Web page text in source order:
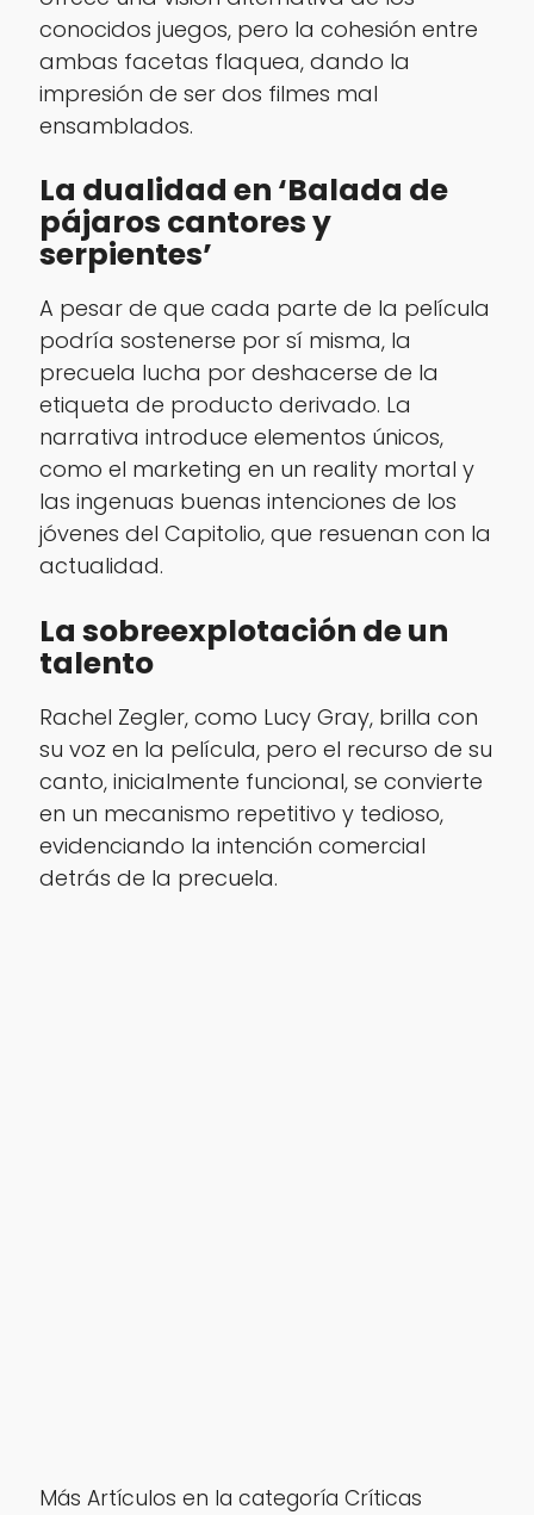
conocidos juegos, pero la cohesión entre
ambas facetas flaquea, dando la
impresión de ser dos filmes mal
ensamblados.
La dualidad en ‘Balada de
pájaros cantores y
serpientes’
A pesar de que cada parte de la película
podría sostenerse por sí misma, la
precuela lucha por deshacerse de la
etiqueta de producto derivado. La
narrativa introduce elementos únicos,
como el marketing en un reality mortal y
las ingenuas buenas intenciones de los
jóvenes del Capitolio, que resuenan con la
actualidad.
La sobreexplotación de un
talento
Rachel Zegler, como Lucy Gray, brilla con
su voz en la película, pero el recurso de su
canto, inicialmente funcional, se convierte
en un mecanismo repetitivo y tedioso,
evidenciando la intención comercial
detrás de la precuela.
Más Artículos en la categoría Críticas